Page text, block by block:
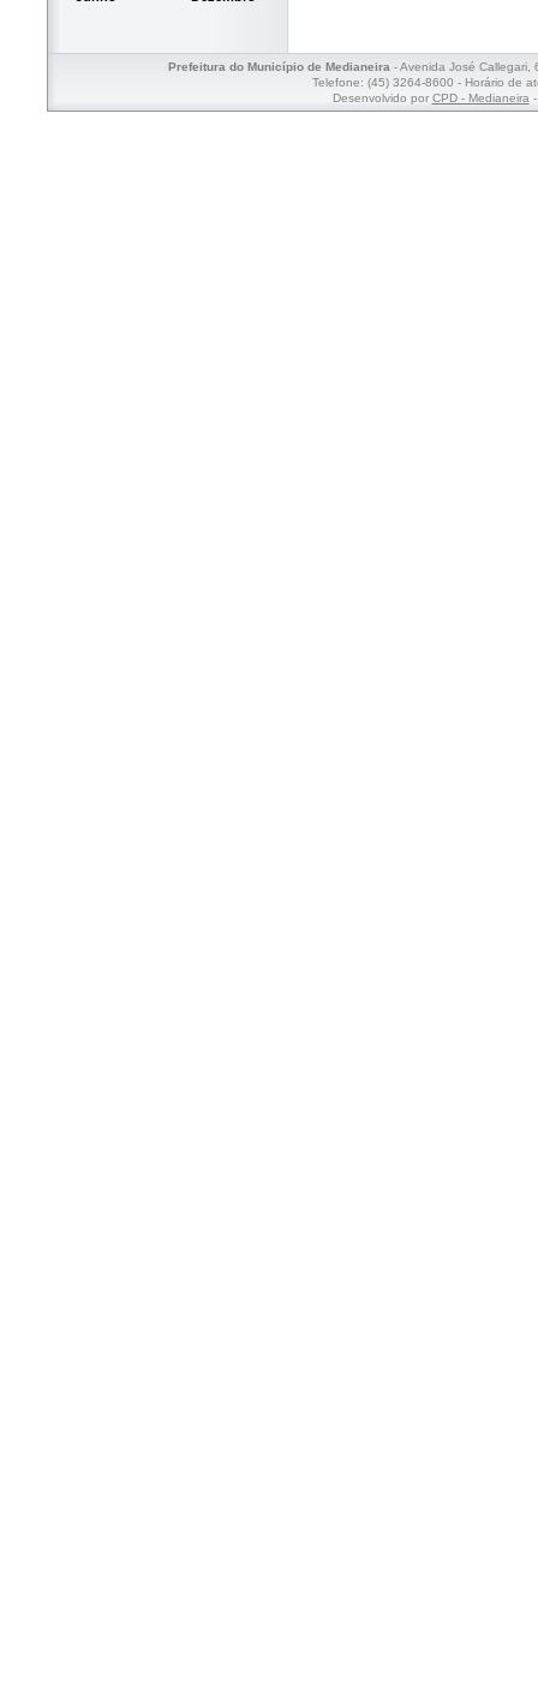
Prefeitura do Município de Medianeira- Avenida José Callegari,
Telefone: (45) 3264-8600 - Horário de
Desenvolvido por CPD - Medianeira-